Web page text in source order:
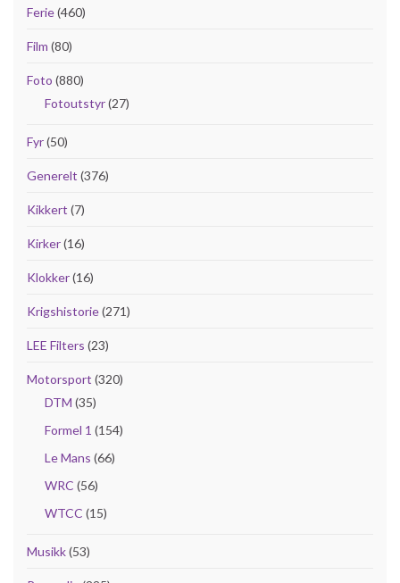
Ferie(460)
Film (80)
Foto (880)
Fotoutstyr(27)
Fyr(50)
Generelt (376)
Kikkert (7)
Kirker(16)
Klokker(16)
Krigshistorie(271)
LEE Filters (23)
Motorsport (320)
DTM (35)
Formel 1 (154)
Le Mans (66)
WRC (56)
WTCC (15)
Musikk(53)